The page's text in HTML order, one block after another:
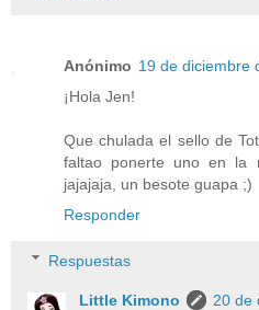
Anónimo 19 de diciembre
¡Hola Jen!
Que chulada el sello de
faltao ponerte uno en la
jajajaja, un besote guapa ;)
Responder
Respuestas
Little Kimono
20 de